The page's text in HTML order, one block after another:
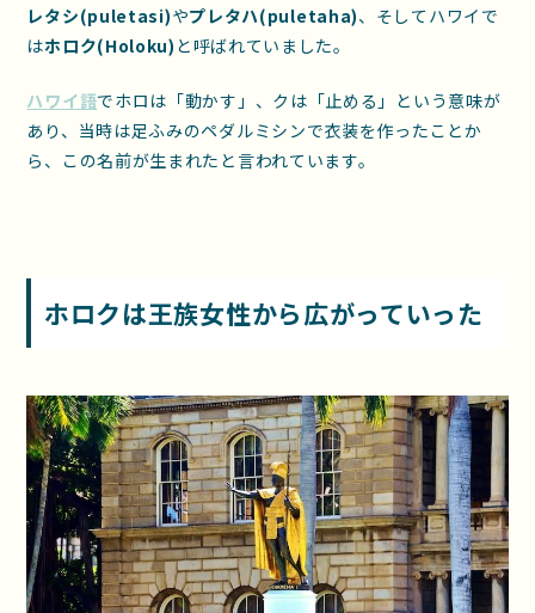
レタシ(puletasi)やプレタハ(puletaha)、そしてハワイで
はホロク(Holoku) と呼ばれていました。
ハワイ語でホロは「動かす」、クは「止める」という意味が
あり、当時は足ふみのペダルミシンで衣装を作ったことか
ら、この名前が生まれたと言われています。
ホロクは王族女性から広がっていった